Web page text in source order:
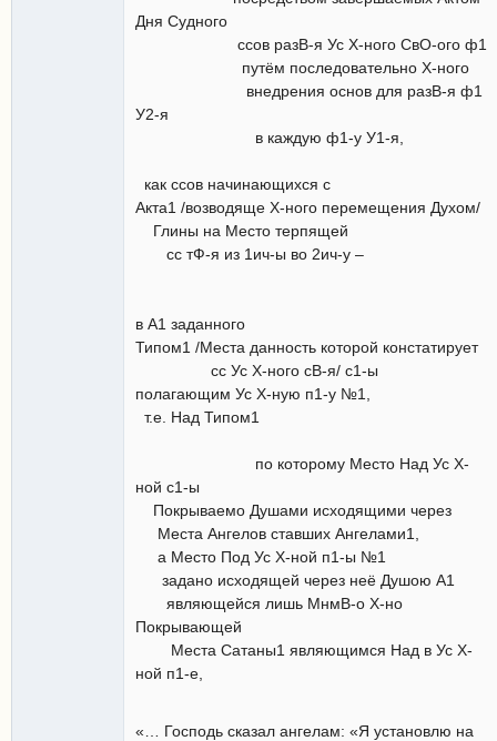
Дня Судного
ссов разВ-я Ус Х-ного СвО-ого ф1
путём последовательно Х-ного
внедрения основ для разВ-я ф1
У2-я
в каждую ф1-у У1-я,
как ссов начинающихся с
Акта1 /возводяще Х-ного перемещения Духом/
Глины на Место терпящей
сс тФ-я из 1ич-ы во 2ич-у –
в А1 заданного
Типом1 /Места данность которой констатирует
сс Ус Х-ного сВ-я/ с1-ы
полагающим Ус Х-ную п1-у №1,
т.е. Над Типом1
по которому Место Над Ус Х-
ной с1-ы
Покрываемо Душами исходящими через
Места Ангелов ставших Ангелами1,
а Место Под Ус Х-ной п1-ы №1
задано исходящей через неё Душою А1
являющейся лишь МнмВ-о Х-но
Покрывающей
Места Сатаны1 являющимся Над в Ус Х-
ной п1-е,
«… Господь сказал ангелам: «Я установлю на